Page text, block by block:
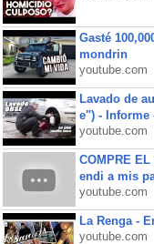
Gasté
mondrin
youtube.com
Lavado de
e") - Informe
youtube.com
COMPRE
endi a mis
youtube.com
La Renga -
youtube.com